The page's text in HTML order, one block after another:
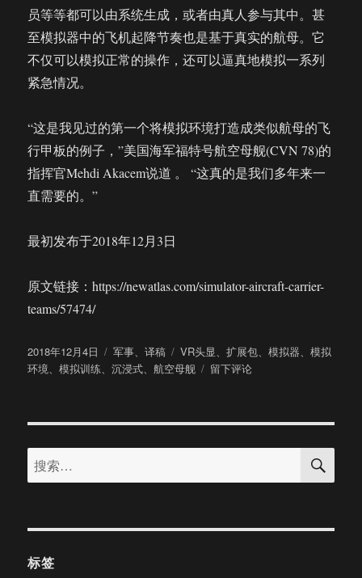
员等等都可以由系统生成，或者由真人参与其中。甚
至模拟器中的飞机起降节奏也是基于真实的航母。它
不仅可以模拟正常的操作，还可以逼真地模拟一系列
紧急情况。
“这是我见过的第一个将模拟环境打造成类似航母的飞
行甲板的例子，”美国海军福特号航空母舰(CVN 78)的
指挥官Mehdi Akacem说道 。 “这真的是我们多年来一
直需要的。”
最初发布于2018年12月3日
原文链接：https://newatlas.com/simulator-aircraft-carrier-
teams/57474/
发
布
2018年12月4日
分
类
军事、译稿
标
签
VR头显、扩展包、模拟器、模拟
环境、模拟训练、沉浸式、航空母舰
于
海
打
沉
留下评论
搜
索：
搜
标签